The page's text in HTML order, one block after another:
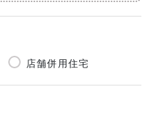
店舗併用住宅